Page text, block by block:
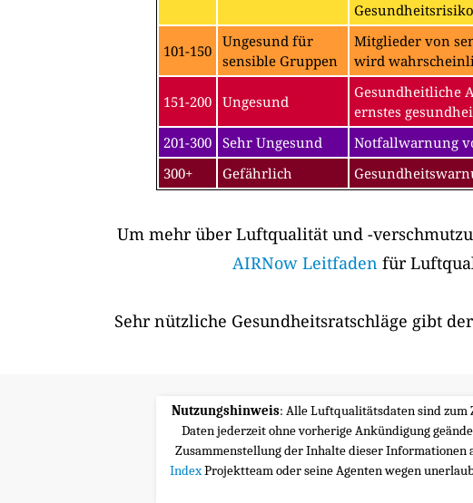
101-150
Ungesund für
sensible Gruppen
Mitglieder von
wird
151-200 Ungesund
Gesundheitliche
ernstes
201-300 Sehr Ungesund
Notfallwarnung
300+
Gefährlich
Um mehr über Luftqualität und -
AIRNow Leitfaden für
Sehr nützliche Gesundheitsratschläge gibt
Nutzungshinweis: Alle Luftqualitätsdaten sind
Daten jederzeit ohne vorherige Ankündigung
Zusammenstellung der Inhalte dieser
IndexProjektteam oder seine Agenten wegen